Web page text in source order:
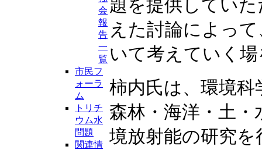
会
報
告
一
覧
市民フ
ォーラ
ム
トリチ
ウム水
問題
関連情
題を提供してい
えた討論によっ
いて考えていく
柿内氏は、環境科
森林・海洋・土
境放射能の研究